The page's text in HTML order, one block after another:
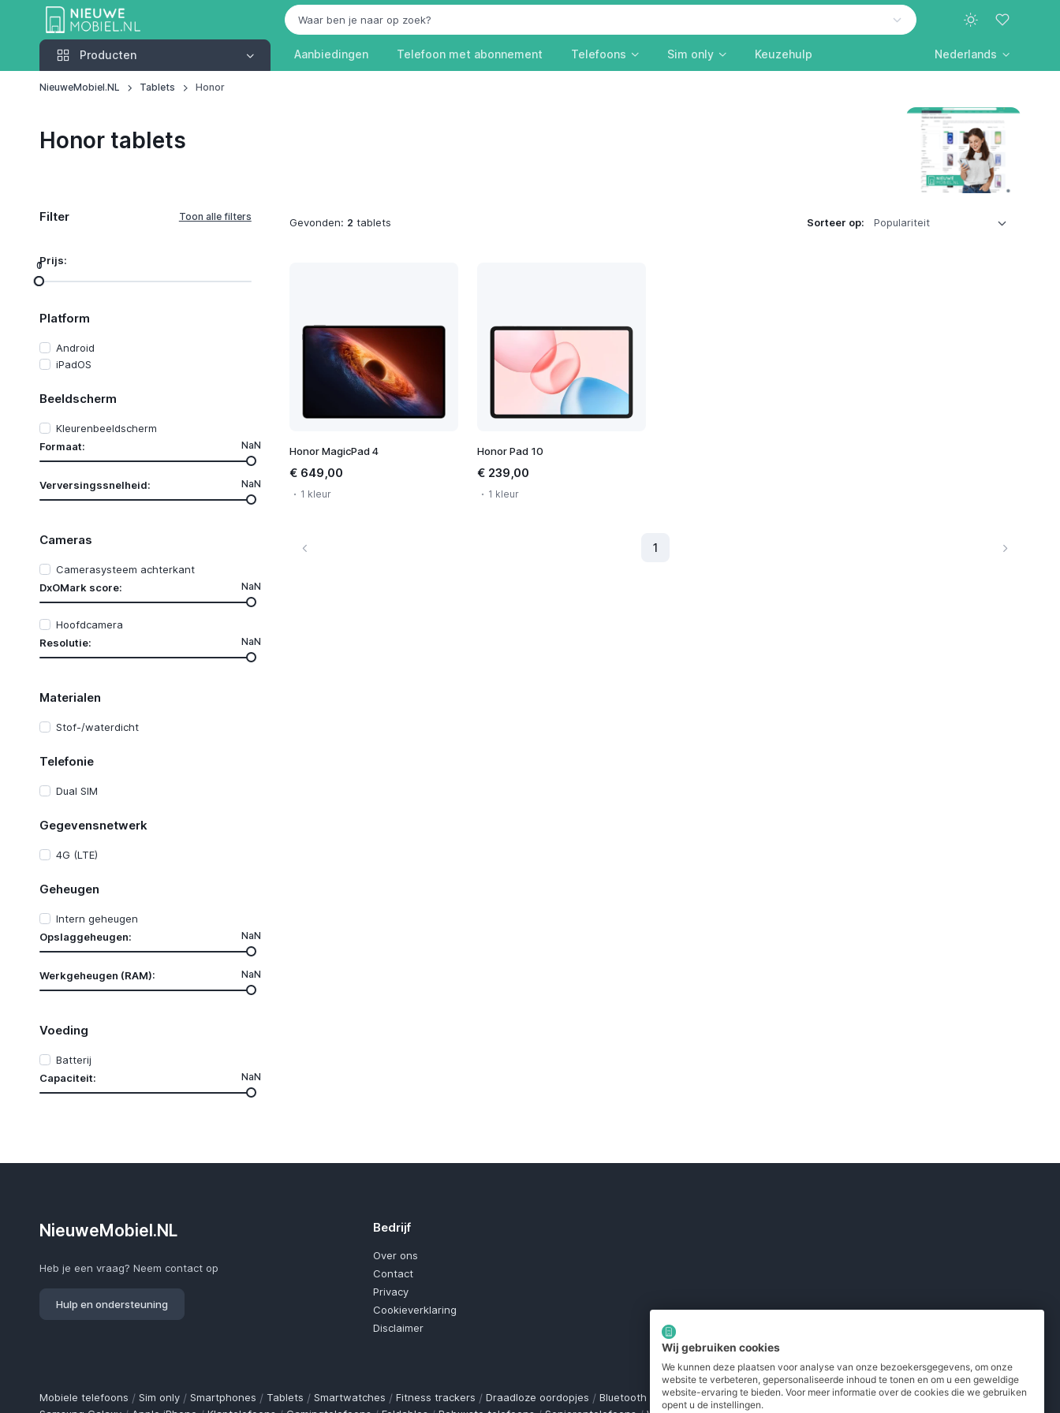
Producten
Producten Aanbiedingen Telefoon met abonnement Telefoons Sim only Keuzehulp Nederlands
NieuweMobiel.NL Tablets Honor
Honor tablets
Filter
Prijs:
0
1
Platform
Android
iPadOS
Beeldscherm
Kleurenbeeldscherm
Formaat:
NaN
Verversingssnelheid: NaN
Cameras
Camerasysteem achterkant
DxOMark score:
NaN
Hoofdcamera
Resolutie:
NaN
Materialen
Stof-/waterdicht
Telefonie
Dual SIM
Gegevensnetwerk
4G (LTE)
Geheugen
Intern geheugen
Opslaggeheugen:
NaN
Werkgeheugen (RAM): NaN
Voeding
Batterij
Capaciteit:
NaN
Gevonden: 2 tablets Sorteer op:
Honor MagicPad 4
€ 649,00
1 kleur
Honor Pad 10
€ 239,00
1 kleur
1
NieuweMobiel.NL
Heb je een vraag? Neem contact op
Hulp en ondersteuning
Bedrijf
Over ons
Contact
Privacy
Cookieverklaring
Disclaimer
Mobiele telefoons / Sim only / Smartphones / Tablets / Smartwatches / Fitness trackers / Draadloze oordopjes / Bluetooth trackers / Opladers / Powerbanks / MiFi routers
Wij gebruiken cookies
We kunnen deze plaatsen voor analyse van onze bezoekersgegevens, om onze
website te verbeteren, gepersonaliseerde inhoud te tonen en om u een geweldige
website-ervaring te bieden. Voor meer informatie over de cookies die we gebruiken
opent u de instellingen.